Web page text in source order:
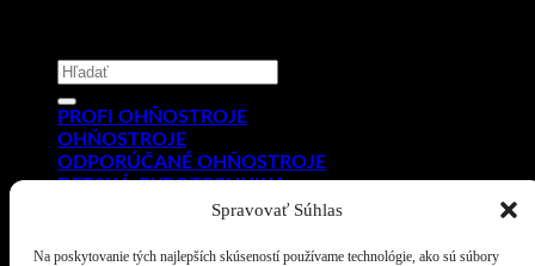
Spravovať Súhlas
Na poskytovanie tých najlepších skúseností používame technológie, ako sú súbory
Hľadať:
PROFI OHŇOSTROJE
OHŇOSTROJE
ODPORÚČANÉ OHŇOSTROJE
DETSKÁ-PYROTECHNIKA
PRSKAVKY